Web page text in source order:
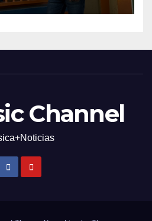
Channel